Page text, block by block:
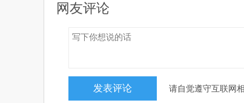
网友评论
请自觉遵守互联网